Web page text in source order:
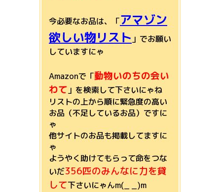
今必要なお品は、「アマゾン
欲しい物リスト 」でお願い
していますにゃ
Amazonで「動物いのちの会い
わて 」を検索して下さいにゃね
リストの上から順に緊急度の高い
お品（不足しているお品）ですに
ゃ
他サイトのお品も掲載してますに
ゃ
ようやく助けてもらって命をつな
いだ356匹のみんなに力を貸
して下さいにゃんm(_ _)m